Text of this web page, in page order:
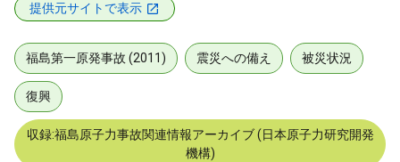
提供元サイトで表示
福島第一原発事故 (2011) 震災への備え 被災状況
復興
収録:福島原子力事故関連情報アーカイブ (日本原子力研究開発
機構)